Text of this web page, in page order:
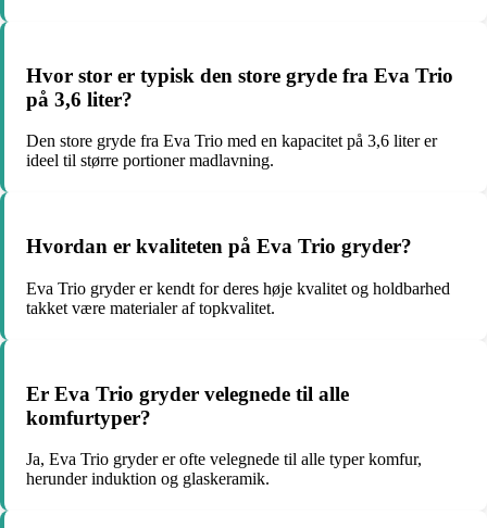
Hvor stor er typisk den store gryde fra Eva Trio
på 3,6 liter?
Den store gryde fra Eva Trio med en kapacitet på 3,6 liter er
ideel til større portioner madlavning.
Hvordan er kvaliteten på Eva Trio gryder?
Eva Trio gryder er kendt for deres høje kvalitet og holdbarhed
takket være materialer af topkvalitet.
Er Eva Trio gryder velegnede til alle
komfurtyper?
Ja, Eva Trio gryder er ofte velegnede til alle typer komfur,
herunder induktion og glaskeramik.